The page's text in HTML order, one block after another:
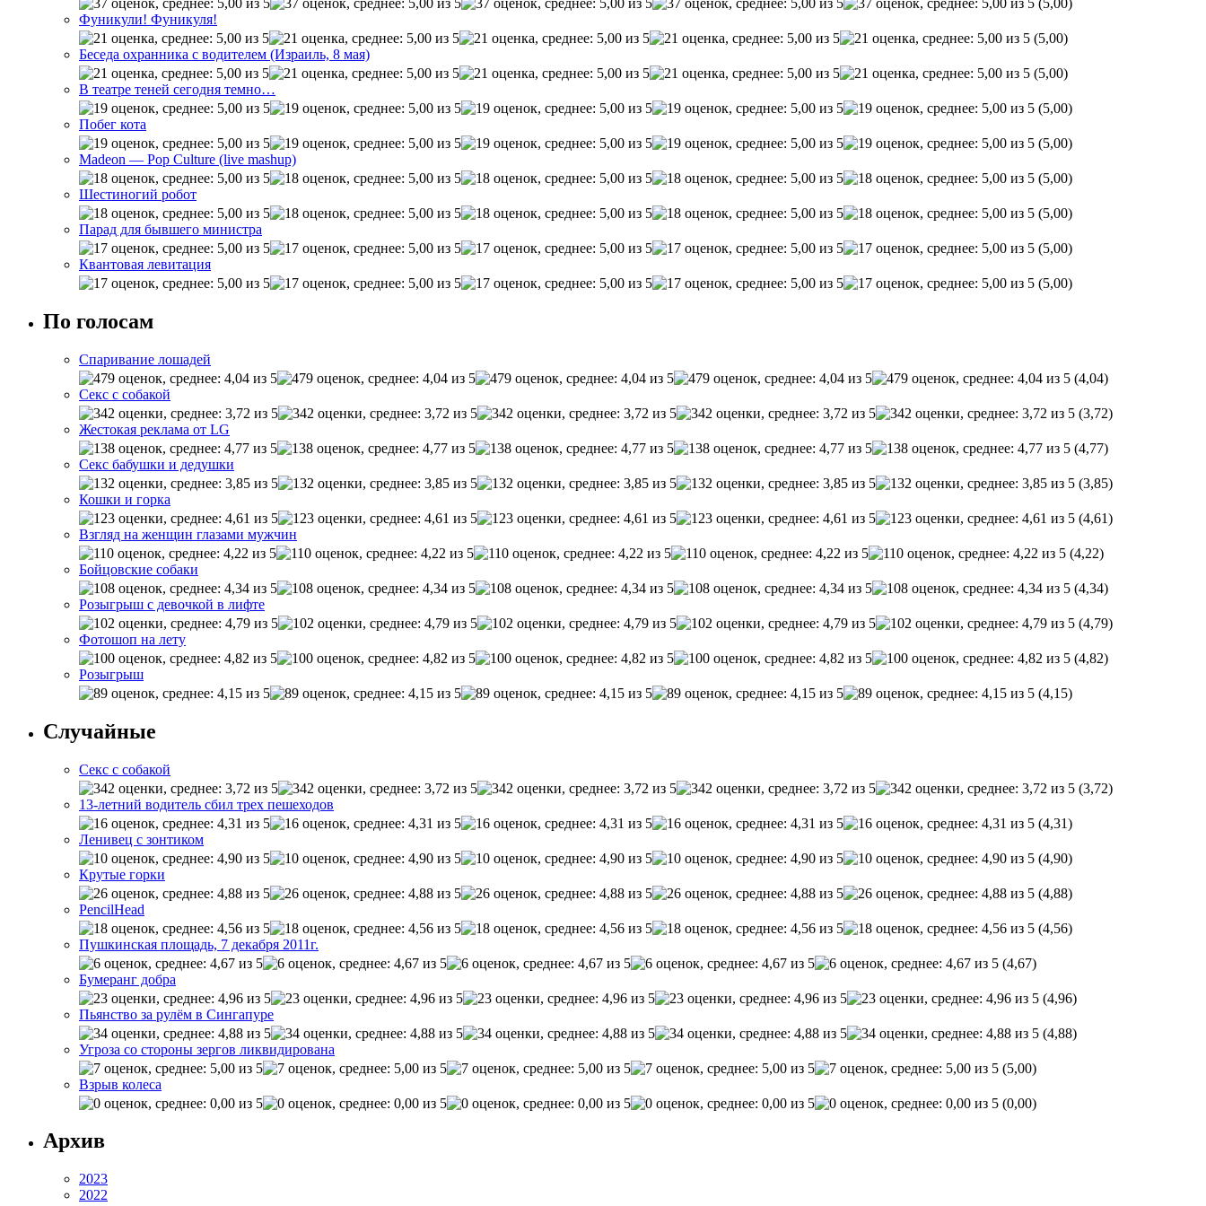
Фуникули! Фуникуля!
(5,00)
Беседа охранника с водителем (Израиль, 8 мая)
(5,00)
В театре теней сегодня темно…
(5,00)
Побег кота
(5,00)
Madeon — Pop Culture (live mashup)
(5,00)
Шестиногий робот
(5,00)
Парад для бывшего министра
(5,00)
Квантовая левитация
(5,00)
По голосам
Спаривание лошадей
(4,04)
Секс с собакой
(3,72)
Жестокая реклама от LG
(4,77)
Секс бабушки и дедушки
(3,85)
Кошки и горка
(4,61)
Взгляд на женщин глазами мужчин
(4,22)
Бойцовские собаки
(4,34)
Розыгрыш с девочкой в лифте
(4,79)
Фотошоп на лету
(4,82)
Розыгрыш
(4,15)
Случайные
Секс с собакой
(3,72)
13-летний водитель сбил трех пешеходов
(4,31)
Ленивец с зонтиком
(4,90)
Крутые горки
(4,88)
PencilHead
(4,56)
Пушкинская площадь, 7 декабря 2011г.
(4,67)
Бумеранг добра
(4,96)
Пьянство за рулём в Сингапуре
(4,88)
Угроза со стороны зергов ликвидирована
(5,00)
Взрыв колеса
(0,00)
Архив
2023
2022